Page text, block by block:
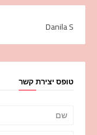
Danila S
טופס יצירת קשר